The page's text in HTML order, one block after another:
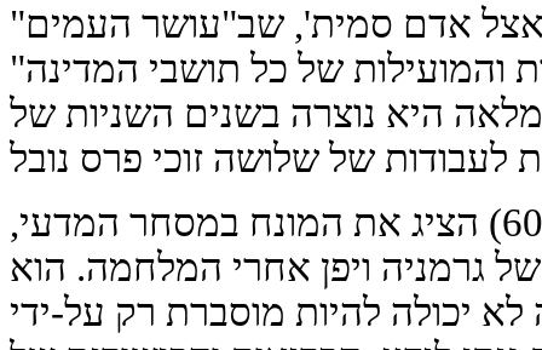
אצל אדם סמית', שב"עושר העמים"
והמועילות של כל תושבי המדינה"
היא נוצרה בשנים השניות של
תיאודור שולץ (שנות ה-60) הציג את המונח במסחר המדעי,
גרמניה ויפן אחרי המלחמה. הוא
יכולה להיות מוסברת רק על-ידי